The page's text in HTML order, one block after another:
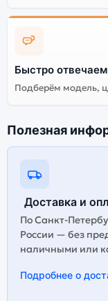
Быстро отвечаем
Подберём модель,
Полезная
Доставка и
По Санкт-
России — без
наличными или
Подробнее о